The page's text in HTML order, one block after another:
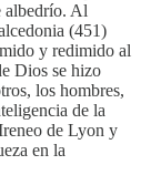
albedrío. Al
(451)
y redimido al
Dios se hizo
los hombres,
de la
de Lyon y
en la